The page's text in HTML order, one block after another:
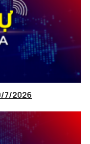
7/2026